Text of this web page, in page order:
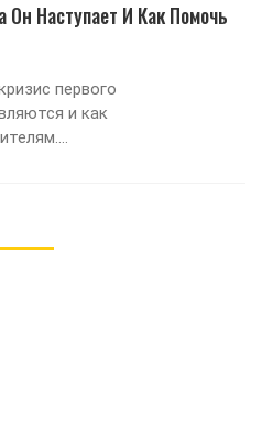
Он Наступает И Как Помочь
первого
и как